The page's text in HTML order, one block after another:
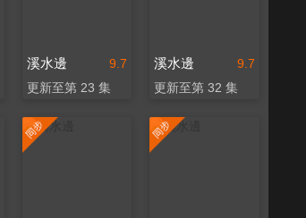
9.7
溪水邊
更新至第 23 集
9.7
溪水邊
更新至第 32 集